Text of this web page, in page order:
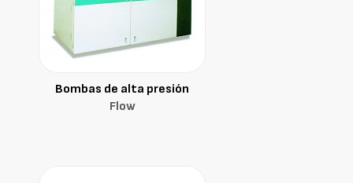
Bombas de alta presión
Flow